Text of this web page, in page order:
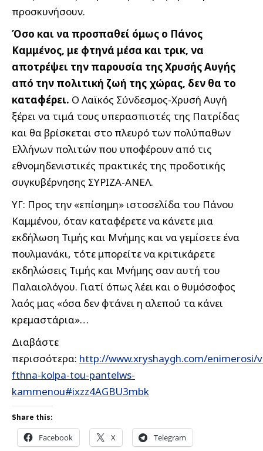
προσκυνήσουν.
Όσο και να προσπαθεί όμως ο Πάνος
Καμμένος, με φτηνά μέσα και τρικ, να
αποτρέψει την παρουσία της Χρυσής Αυγής
από την πολιτική ζωή της χώρας, δεν θα το
καταφέρει. Ο Λαϊκός Σύνδεσμος-Χρυσή Αυγή
ξέρει να τιμά τους υπερασπιστές της Πατρίδας
και θα βρίσκεται στο πλευρό των πολύπαθων
Ελλήνων πολιτών που υποφέρουν από τις
εθνομηδενιστικές πρακτικές της προδοτικής
συγκυβέρνησης ΣΥΡΙΖΑ-ΑΝΕΛ.
ΥΓ: Προς την «επίσημη» ιστοσελίδα του Πάνου
Καμμένου, όταν καταφέρετε να κάνετε μια
εκδήλωση Τιμής και Μνήμης και να γεμίσετε ένα
πουλμανάκι, τότε μπορείτε να κριτικάρετε
εκδηλώσεις Τιμής και Μνήμης σαν αυτή του
Παλαιολόγου. Γιατί όπως λέει και ο θυμόσοφος
λαός μας «όσα δεν φτάνει η αλεπού τα κάνει
κρεμαστάρια»…
Διαβάστε
περισσότερα: http://www.xryshaygh.com/enimerosi/
fthna-kolpa-tou-pantelws-
kammenou#ixzz4AGBU3mbk
Share this:
Facebook X Telegram